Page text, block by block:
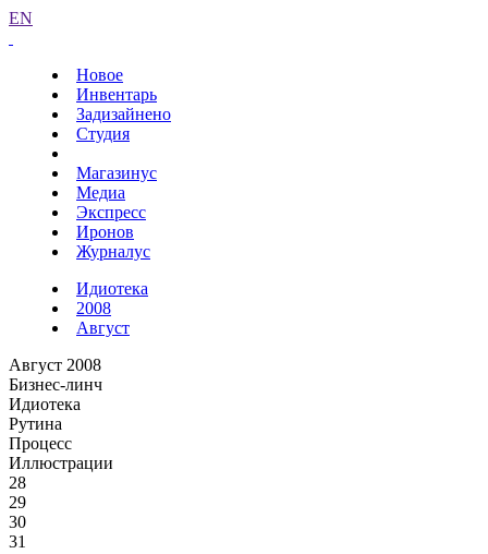
EN
Новое
Инвентарь
Задизайнено
Студия
Магазинус
Медиа
Экспресс
Иронов
Журналус
Идиотека
2008
Август
Август 2008
Бизнес-линч
Идиотека
Рутина
Процесс
Иллюстрации
28
29
30
31